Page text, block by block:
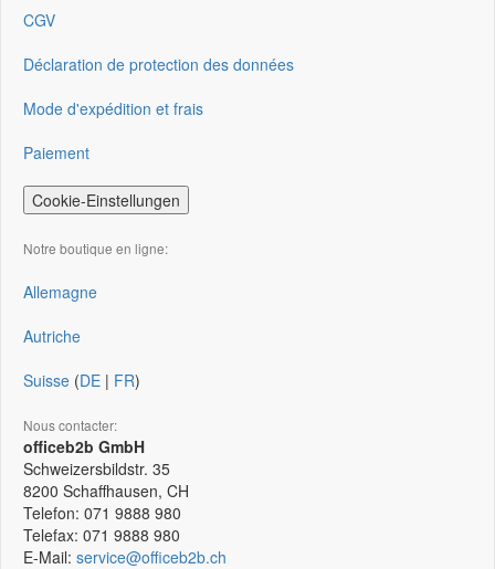
CGV
Déclaration de protection des données
Mode d'expédition et frais
Paiement
Cookie-Einstellungen
Notre boutique en ligne:
Allemagne
Autriche
Suisse (DE | FR)
Nous contacter:
officeb2b GmbH
Schweizersbildstr. 35
8200 Schaffhausen, CH
Telefon: 071 9888 980
Telefax: 071 9888 980
E-Mail: service@officeb2b.ch